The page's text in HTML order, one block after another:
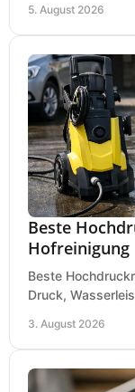
5. August 2026
Beste
Hofreinigung
Beste
Druck,
3. August 2026